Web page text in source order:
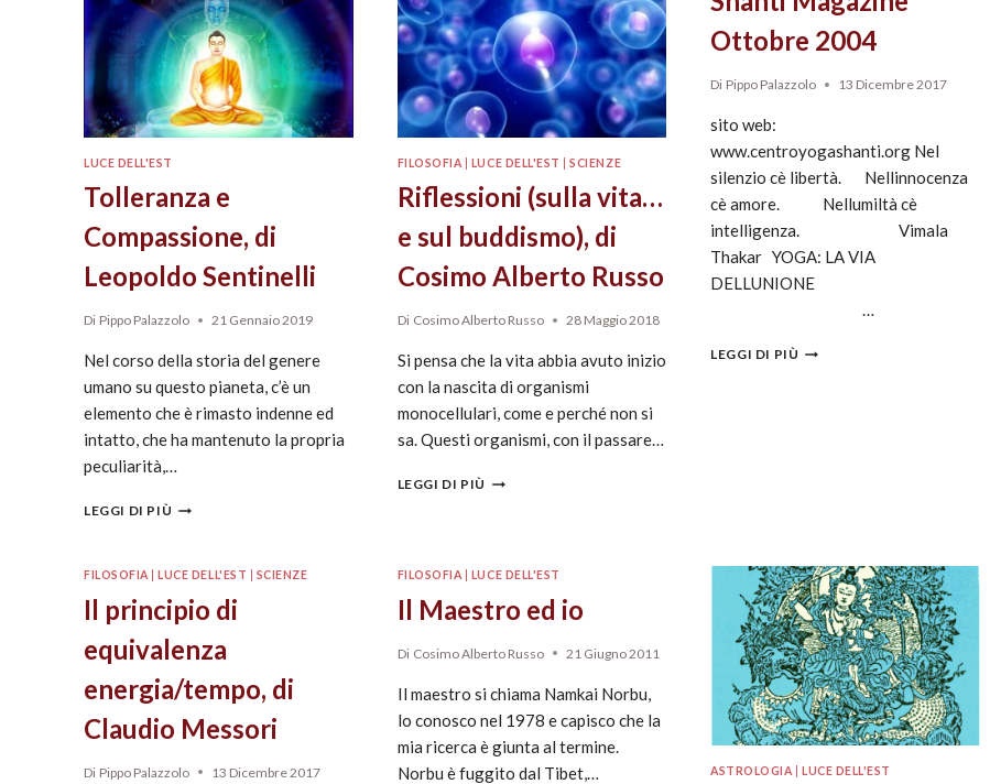
LUCE DELL'EST
Tolleranza e
Compassione, di
Leopoldo Sentinelli
Di Pippo Palazzolo 21 Gennaio 2019
Nel corso della storia del genere
umano su questo pianeta, c’è un
elemento che è rimasto indenne ed
intatto, che ha mantenuto la propria
peculiarità,…
LEGGI DI PIÙ
FILOSOFIA LUCE DELL'EST |SCIENZE
Riflessioni (sulla vita…
e sul buddismo), di
Cosimo Alberto Russo
Di Cosimo Alberto Russo 28 Maggio 2018
Si pensa che la vita abbia avuto inizio
con la nascita di organismi
monocellulari, come e perché non si
sa. Questi organismi, con il passare…
LEGGI DI PIÙ
Ottobre 2004
Di Pippo Palazzolo 13 Dicembre 2017
sito web:
www.centroyogashanti.org Nel
silenzio cè libertà. Nellinnocenza
cè amore. Nellumiltà cè
intelligenza. Vimala
Thakar YOGA: LA VIA
DELLUNIONE
…
LEGGI DI PIÙ
FILOSOFIA LUCE DELL'EST SCIENZE
Il principio di
equivalenza
energia/tempo, di
Claudio Messori
Di Pippo Palazzolo 13 Dicembre 2017
FILOSOFIA LUCE DELL'EST
Il Maestro ed io
Di Cosimo Alberto Russo 21 Giugno 2011
Il maestro si chiama Namkai Norbu,
lo conosco nel 1978 e capisco che la
mia ricerca è giunta al termine.
Norbu è fuggito dal Tibet,…
ASTROLOGIA LUCE DELL'EST